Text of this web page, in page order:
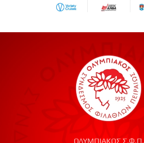
ΟΛΥΜΠΙΑΚΟΣ Σ.Φ.Π.